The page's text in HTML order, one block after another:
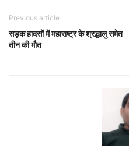
Previous article
सड़क हादसों में महाराष्ट्र के श्रद्धालु समेत
तीन की मौत